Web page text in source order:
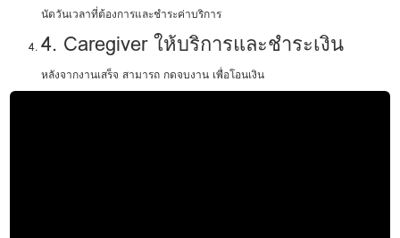
นัดวันเวลาที่ต้องการและชำระค่าบริการ
4. Caregiver ให้บริการและชำระเงิน
หลังจากงานเสร็จ สามารถ กดจบงาน เพื่อโอนเงิน